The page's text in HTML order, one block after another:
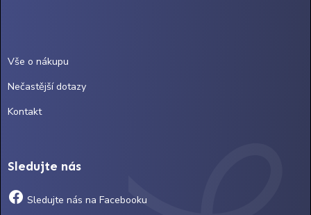
Vše o nákupu
Nečastější dotazy
Kontakt
Sledujte nás
Sledujte nás na Facebooku